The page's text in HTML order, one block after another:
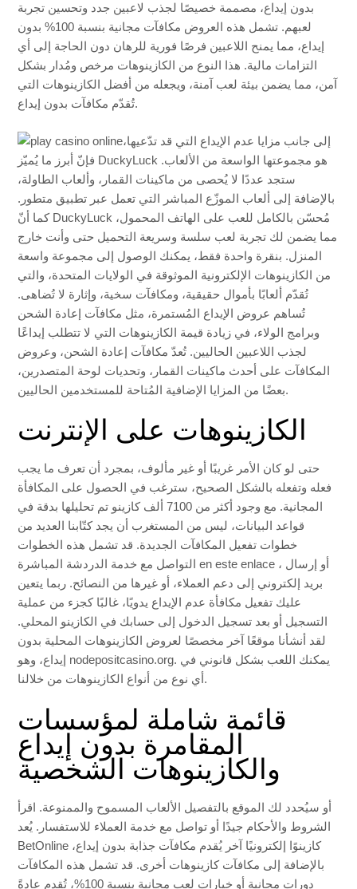
بدون إيداع، مصممة خصيصًا لجذب لاعبين جدد وتحسين تجربة
لعبهم. تشمل هذه العروض مكافآت مجانية بنسبة 100% بدون
إيداع، مما يمنح اللاعبين فرصًا فورية للرهان دون الحاجة إلى أي
التزامات مالية. هذا النوع من الكازينوهات مرخص ومُدار بشكل
آمن، مما يضمن بيئة لعب آمنة، ويجعله من أفضل الكازينوهات التي
تُقدّم مكافآت بدون إيداع.
إلى جانب مزايا عدم الإيداع التي قد تدّعيها،
فإنّ أبرز ما يُميّز DuckyLuck هو مجموعتها الواسعة من الألعاب.
ستجد عددًا لا يُحصى من ماكينات القمار، وألعاب الطاولة،
بالإضافة إلى ألعاب الموزّع المباشر التي تعمل عبر تطبيق متطور.
كما أنّ DuckyLuck مُحسّن بالكامل للعب على الهاتف المحمول،
مما يضمن لك تجربة لعب سلسة وسريعة التحميل حتى وأنت خارج
المنزل. بنقرة واحدة فقط، يمكنك الوصول إلى مجموعة واسعة
من الكازينوهات الإلكترونية الموثوقة في الولايات المتحدة، والتي
تُقدّم ألعابًا بأموال حقيقية، ومكافآت سخية، وإثارة لا تُضاهى.
تُساهم عروض الإيداع المُستمرة، مثل مكافآت إعادة الشحن
وبرامج الولاء، في زيادة قيمة الكازينوهات التي لا تتطلب إيداعًا
لجذب اللاعبين الحاليين. تُعدّ مكافآت إعادة الشحن، وعروض
المكافآت على أحدث ماكينات القمار، وتحديات لوحة المتصدرين،
بعضًا من المزايا الإضافية المُتاحة للمستخدمين الحاليين.
الكازينوهات على الإنترنت
حتى لو كان الأمر غريبًا أو غير مألوف، بمجرد أن تعرف ما يجب
فعله وتفعله بالشكل الصحيح، سترغب في الحصول على المكافأة
المجانية. مع وجود أكثر من 7100 ألف كازينو تم تحليلها بدقة في
قواعد البيانات، ليس من المستغرب أن يجد كتّابنا العديد من
خطوات تفعيل المكافآت الجديدة. قد تشمل هذه الخطوات
التواصل مع خدمة الدردشة المباشرةen este enlace ، أو إرسال
بريد إلكتروني إلى دعم العملاء، أو غيرها من النصائح. ربما يتعين
عليك تفعيل مكافأة عدم الإيداع يدويًا، غالبًا كجزء من عملية
التسجيل أو بعد تسجيل الدخول إلى حسابك في الكازينو المحلي.
لقد أنشأنا موقعًا آخر مخصصًا لعروض الكازينوهات المحلية بدون
إيداع، وهو nodepositcasino.org. يمكنك اللعب بشكل قانوني في
أي نوع من أنواع الكازينوهات من خلالنا.
قائمة شاملة لمؤسسات
المقامرة بدون إيداع
والكازينوهات الشخصية
أو سيُحدد لك الموقع بالتفصيل الألعاب المسموح والممنوعة. اقرأ
الشروط والأحكام جيدًا أو تواصل مع خدمة العملاء للاستفسار. يُعد
BetOnline كازينوًا إلكترونيًا آخر يُقدم مكافآت جذابة بدون إيداع،
بالإضافة إلى مكافآت كازينوهات أخرى. قد تشمل هذه المكافآت
دورات مجانية أو خيارات لعب مجانية بنسبة 100%، تُقدم عادةً